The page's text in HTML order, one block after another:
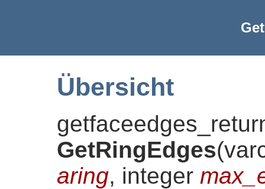
Übersicht
GetRingEdges(
aring, integer